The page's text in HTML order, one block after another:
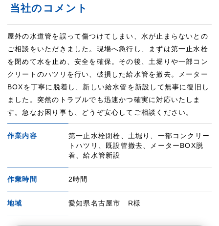
当社のコメント
屋外の水道管を誤って傷つけてしまい、水が止まらないとの
ご相談をいただきました。現場へ急行し、まずは第一止水栓
を閉めて水を止め、安全を確保。その後、土堀りや一部コン
クリートのハツリを行い、破損した給水管を撤去。メーター
BOXを丁寧に脱着し、新しい給水管を新設して無事に復旧し
ました。突然のトラブルでも迅速かつ確実に対応いたしま
す。急なお困り事も、どうぞ安心してご相談ください。
作業内容
第一止水栓閉栓、土堀り、一部コンクリー
トハツリ、既設管撤去、メーターBOX脱
着、給水管新設
作業時間 2時間
地域 愛知県名古屋市 R様